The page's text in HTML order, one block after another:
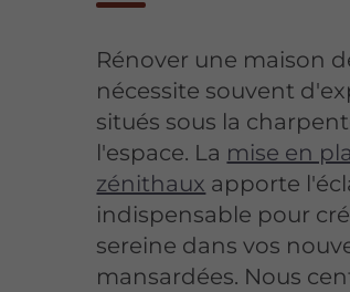
Rénover une maison
nécessite souvent
situés sous la
l'espace. La mise en
zénithaux apporte
indispensable pour
sereine dans vos
mansardées. Nous